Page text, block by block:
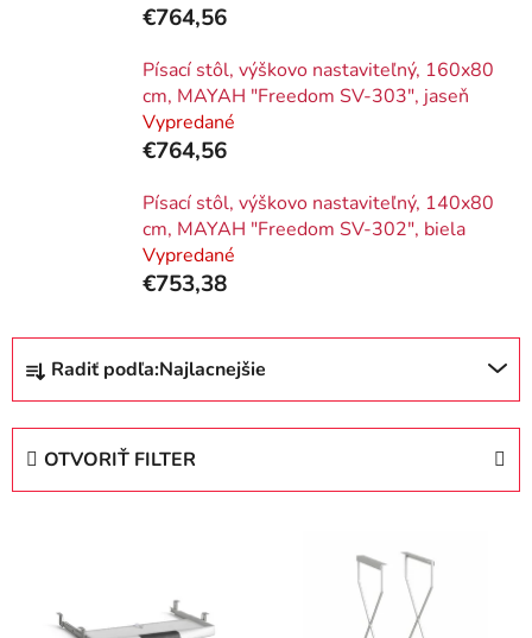
€764,56
Písací stôl, výškovo nastaviteľný, 160x80
cm, MAYAH "Freedom SV-303", jaseň
Vypredané
€764,56
Písací stôl, výškovo nastaviteľný, 140x80
cm, MAYAH "Freedom SV-302", biela
Vypredané
€753,38
R
d
Radiť podľa:Najlacnejšie
OTVORIŤ FILTER